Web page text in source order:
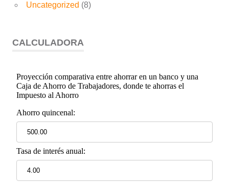
Uncategorized (8)
CALCULADORA